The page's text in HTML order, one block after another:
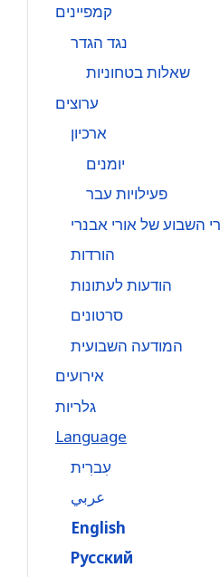
קמפיינים
נגד הגדר
שאלות בטחוניות
ערוצים
ארכיון
יומנים
פעילויות עבר
השבוע של אורי אבנרי
הורדות
הודעות לעתונות
סרטונים
המודעה השבועית
אירועים
גלריות
Language
עִברִית
عربي
English
Русский